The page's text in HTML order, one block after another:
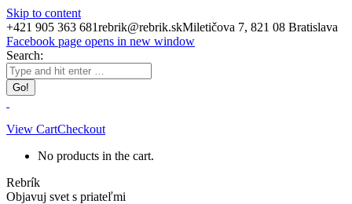
Skip to content
+421 905 363 681rebrik@rebrik.skMiletičova 7, 821 08 Bratislava
Facebook page opens in new window
Search:
View CartCheckout
No products in the cart.
Rebrík
Objavuj svet s priateľmi